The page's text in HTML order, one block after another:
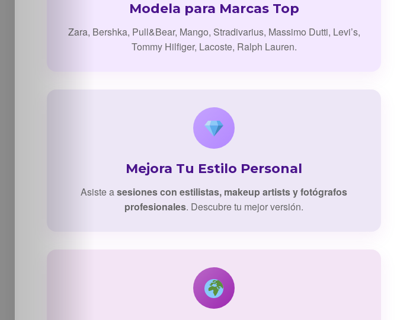
Modela para Marcas Top
Zara, Bershka, Pull&Bear, Mango, Stradivarius, Massimo Dutti, Levi’s,
Tommy Hilfiger, Lacoste, Ralph Lauren.
Mejora Tu Estilo Personal
Asiste asesiones con estilistas, makeup artists y fotógrafos
profesionales. Descubre tu mejor versión.